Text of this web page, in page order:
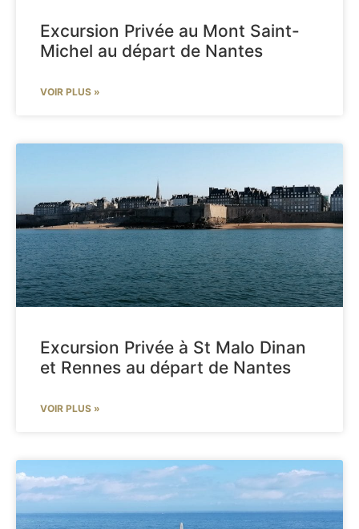
Excursion Privée au Mont Saint-
Michel au départ de Nantes
VOIR PLUS »
Excursion Privée à St Malo Dinan
et Rennes au départ de Nantes
VOIR PLUS »